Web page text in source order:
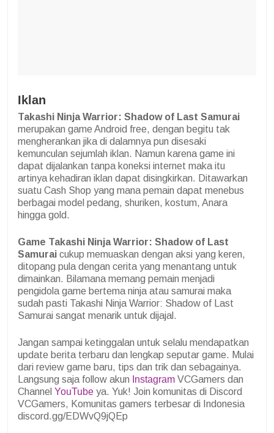
Iklan
Takashi Ninja Warrior: Shadow of Last Samurai
merupakan game Android free, dengan begitu tak
mengherankan jika di dalamnya pun disesaki
kemunculan sejumlah iklan. Namun karena game ini
dapat dijalankan tanpa koneksi internet maka itu
artinya kehadiran iklan dapat disingkirkan. Ditawarkan
suatu Cash Shop yang mana pemain dapat menebus
berbagai model pedang, shuriken, kostum, Anara
hingga gold.
Game Takashi Ninja Warrior: Shadow of Last
Samurai cukup memuaskan dengan aksi yang keren,
ditopang pula dengan cerita yang menantang untuk
dimainkan. Bilamana memang pemain menjadi
pengidola game bertema ninja atau samurai maka
sudah pasti Takashi Ninja Warrior: Shadow of Last
Samurai sangat menarik untuk dijajal.
Jangan sampai ketinggalan untuk selalu mendapatkan
update berita terbaru dan lengkap seputar game. Mulai
dari review game baru, tips dan trik dan sebagainya.
Langsung saja follow akun Instagram VCGamers dan
Channel YouTube ya. Yuk! Join komunitas di Discord
VCGamers, Komunitas gamers terbesar di Indonesia
discord.gg/EDWvQ9jQEp